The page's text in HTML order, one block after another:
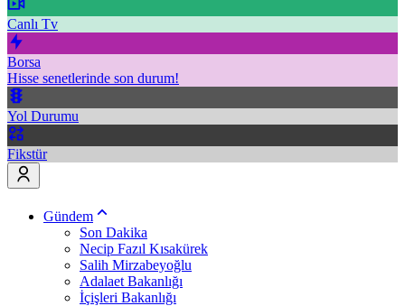
Canlı Tv
Borsa
Hisse senetlerinde son durum!
Yol Durumu
Fikstür
Gündem
Son Dakika
Necip Fazıl Kısakürek
Salih Mirzabeyoğlu
Adalaet Bakanlığı
İçişleri Bakanlığı